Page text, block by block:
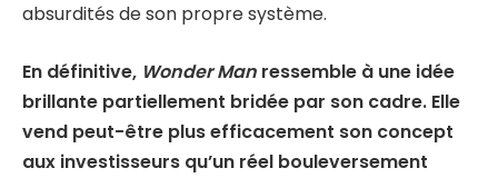
absurdités de son propre système.
En définitive, Wonder Man ressemble à une idée
brillante partiellement bridée par son cadre. Elle
vend peut-être plus efficacement son concept
aux investisseurs qu’un réel bouleversement